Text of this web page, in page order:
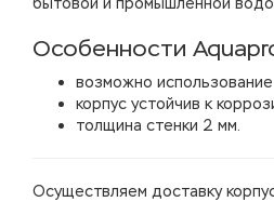
Особенности
возможно
корпус устойчив к
толщина стенки 2 мм.
Осуществляем доставку